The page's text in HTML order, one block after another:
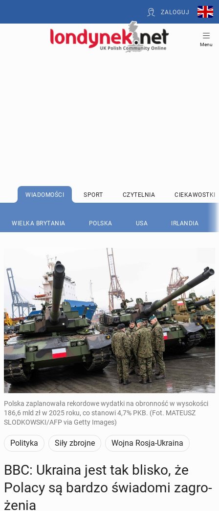
ZALOGUJ
Menu
WIADOMOŚCI SPORT CZYTELNIA CIEKAWOSTKI
WIELKA BRYTANIA POLSKA USA IRLANDIA
Polska zaplanowała rekordowe wydatki na obronność w wysokości
186,6 mld zł w 2025 roku, co stanowi 4,7% PKB. (Fot. MATEUSZ
SLODKOWSKI/AFP via Getty Images)
Polityka Siły zbrojne Wojna Rosja-Ukraina
BBC: Ukraina jest tak blisko, że
Polacy są bardzo świa­do­mi za­gro­
że­nia